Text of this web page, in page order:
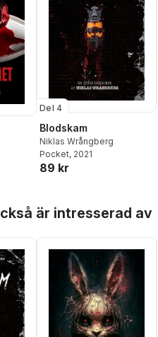
Del 4
Blodskam
Niklas Wrångberg
Pocket, 2021
89 kr
är intresserad av